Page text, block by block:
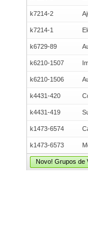
k7214-2
k7214-1
k6729-89
k6210-1507
k6210-1506
k4431-420
k4431-419
k1473-6574
k1473-6573
Novo! Grupos de